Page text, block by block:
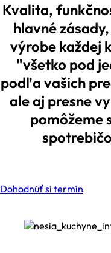
Kvalita,
hlavné
výrobe každej
"všetko pod
podľa vašich
ale aj presne
pomôžeme
Dohodnúť si termín